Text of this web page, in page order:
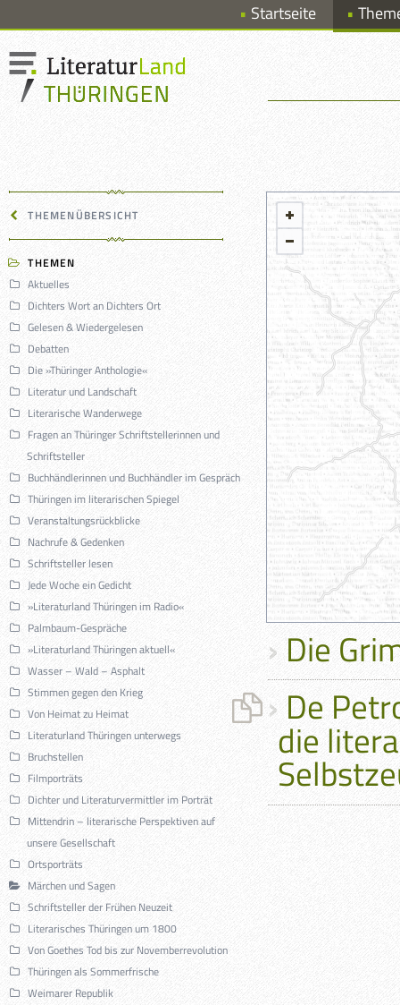
Startseite
THEMENÜBERSICHT
THEMEN
Aktuelles
Dichters Wort an Dichters Ort
Gelesen & Wiedergelesen
Debatten
Die »Thüringer Anthologie«
Literatur und Landschaft
Literarische Wanderwege
Fragen an Thüringer Schriftstellerinnen und
Schriftsteller
Buchhändlerinnen und Buchhändler im Gespräch
Thüringen im literarischen Spiegel
Veranstaltungsrückblicke
Nachrufe & Gedenken
Schriftsteller lesen
Jede Woche ein Gedicht
»Literaturland Thüringen im Radio«
Palmbaum-Gespräche
»Literaturland Thüringen aktuell«
Wasser – Wald – Asphalt
Stimmen gegen den Krieg
Von Heimat zu Heimat
Literaturland Thüringen unterwegs
Bruchstellen
Filmporträts
Dichter und Literaturvermittler im Porträt
Mittendrin – literarische Perspektiven auf
unsere Gesellschaft
Ortsporträts
Märchen und Sagen
Schriftsteller der Frühen Neuzeit
Literarisches Thüringen um 1800
Von Goethes Tod bis zur Novemberrevolution
Thüringen als Sommerfrische
Weimarer Republik
Die
De
die